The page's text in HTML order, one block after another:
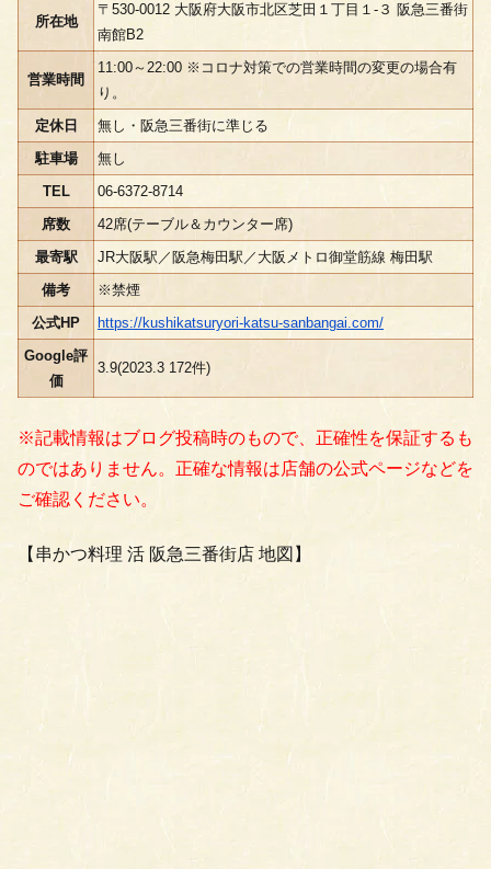
所在地
〒530-0012 大阪府大阪市北区芝田１丁目１-３ 阪急三番街
南館B2
営業時間
11:00～22:00 ※コロナ対策での営業時間の変更の場合有
り。
定休日
無し・阪急三番街に準じる
駐車場
無し
TEL
06-6372-8714
席数
42席(テーブル＆カウンター席)
最寄駅
JR大阪駅／阪急梅田駅／大阪メトロ御堂筋線 梅田駅
備考
※禁煙
公式HP
https://kushikatsuryori-katsu-sanbangai.com/
Google評
価
3.9(2023.3 172件)
※記載情報はブログ投稿時のもので、正確性を保証するも
のではありません。正確な情報は店舗の公式ページなどを
ご確認ください。
【串かつ料理 活 阪急三番街店 地図】